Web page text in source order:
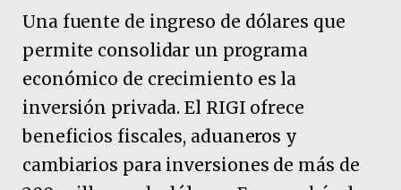
Una fuente de ingreso de dólares que
permite consolidar un programa
económico de crecimiento es la
inversión privada. El RIGI ofrece
beneficios fiscales, aduaneros y
cambiarios para inversiones de más de